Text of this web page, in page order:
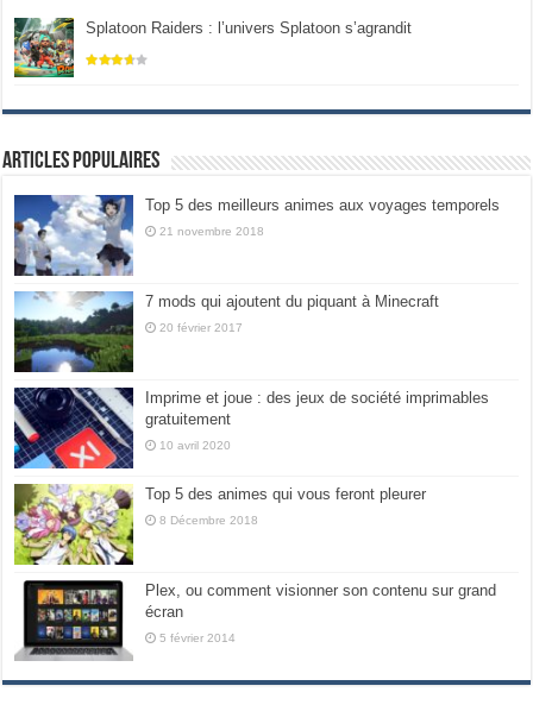
Splatoon Raiders : l’univers Splatoon s’agrandit
Articles populaires
Top 5 des meilleurs animes aux voyages temporels
21 novembre 2018
7 mods qui ajoutent du piquant à Minecraft
20 février 2017
Imprime et joue : des jeux de société imprimables
gratuitement
10 avril 2020
Top 5 des animes qui vous feront pleurer
8 Décembre 2018
Plex, ou comment visionner son contenu sur grand
écran
5 février 2014